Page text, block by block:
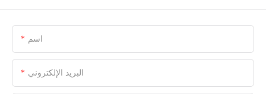
اسم
البريد الإلكتروني